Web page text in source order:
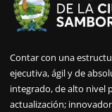
Contar con una
ejecutiva, ágil y de
integrado, de alto nivel
actualización;